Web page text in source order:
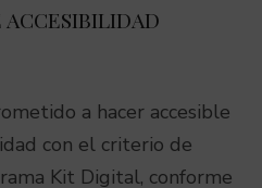
ACCESIBILIDAD
a hacer accesible
con el criterio de
Kit Digital, conforme